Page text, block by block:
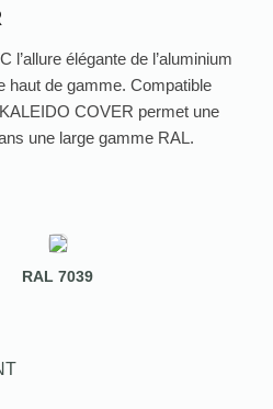
l’allure élégante de l’aluminium
haut de gamme. Compatible
COVER permet une
une large gamme RAL.
RAL 7039